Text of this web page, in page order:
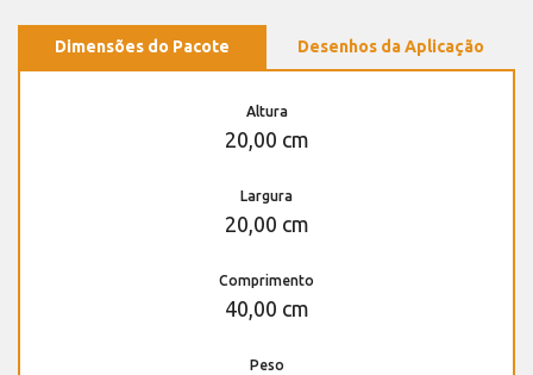
Dimensões do Pacote Desenhos da Aplicação
Altura
20,00 cm
Largura
20,00 cm
Comprimento
40,00 cm
Peso